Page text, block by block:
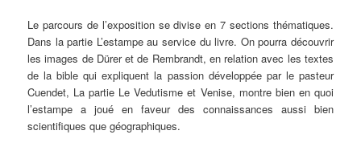
Le parcours de l’exposition se divise en 7 sections thématiques.
Dans la partie L’estampe au service du livre. On pourra découvrir
les images de Dürer et de Rembrandt, en relation avec les textes
de la bible qui expliquent la passion développée par le pasteur
Cuendet, La partie Le Vedutisme et Venise, montre bien en quoi
l’estampe a joué en faveur des connaissances aussi bien
scientifiques que géographiques.